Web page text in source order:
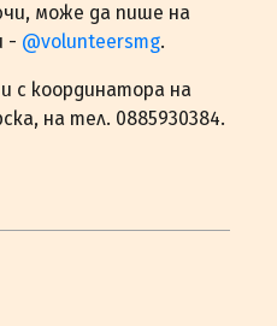
може да пише на
- @volunteersmg.
с координатора на
на тел. 0885930384.